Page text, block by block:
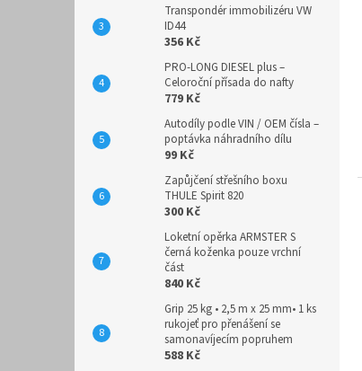
KZWM Ogniochron S.A. 1
Made in Czech
4
Vítkovice HTB 3
Transpondér immobilizéru VW
ID44
356 Kč
PRO-LONG DIESEL plus –
Celoroční přísada do nafty
779 Kč
Autodíly podle VIN / OEM čísla –
poptávka náhradního dílu
99 Kč
Zapůjčení střešního boxu
THULE Spirit 820
300 Kč
Loketní opěrka ARMSTER S
černá koženka pouze vrchní
část
840 Kč
Grip 25 kg • 2,5 m x 25 mm• 1 ks
rukojeť pro přenášení se
samonavíjecím popruhem
588 Kč